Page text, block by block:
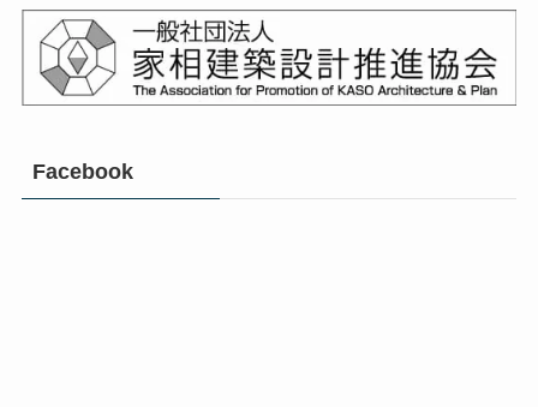
Facebook